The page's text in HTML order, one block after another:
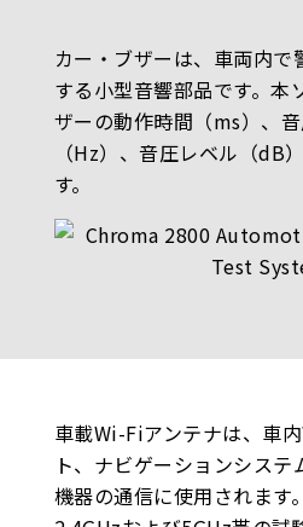
カー・ブザーは、車両内で
する小型音響部品です。本
ザーの動作時間（ms）、
（Hz）、音圧レベル（dB
す。
車載Wi-Fiアンテナは、車
ト、ナビゲーションシステ
機器の通信に使用されます